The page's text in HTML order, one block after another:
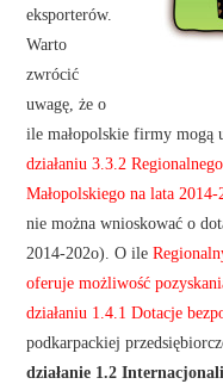
eksporterów.
Warto
zwrócić
uwagę, że o
ile małopolskie firmy mogą
działaniu 3.3.2
Małopolskiego na lata 2014-
nie można wnioskować o
2014-202o). O ile
oferuje możliwość
działaniu 1.4.1 Dotacje
podkarpackiej
działanie 1.2